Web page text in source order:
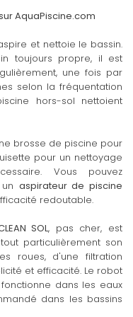
AquaPiscine.com
et nettoie le bassin.
toujours propre, il est
une fois par
selon la fréquentation
hors-sol nettoient
brosse de piscine pour
pour un nettoyage
Vous pouvez
aspirateur de piscine
redoutable.
SOL, pas cher, est
particulièrement son
roues, d'une filtration
et efficacité. Le robot
fonctionne dans les eaux
dans les bassins